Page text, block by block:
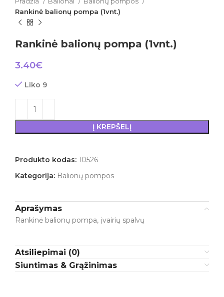
Rankinė balionų pompa (1vnt.)
Rankinė balionų pompa (1vnt.)
3.40€
Liko 9
Į KREPŠELĮ
Produkto kodas: 10526
Kategorija: Balionų pompos
Aprašymas
Rankinė balionų pompa, įvairių spalvų
Atsiliepimai (0)
Siuntimas & Grąžinimas